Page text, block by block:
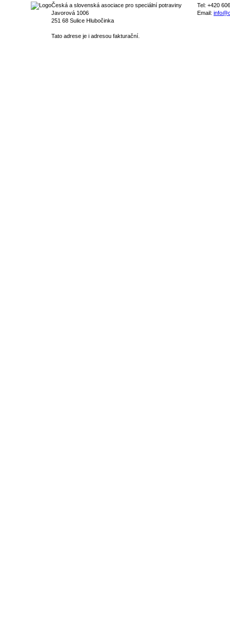
Česká a slovenská asociace pro speciální potraviny
Javorová 1006
251 68 Sulice Hlubočinka
Tato adrese je i adresou fakturační.
Tel: +420
Email: